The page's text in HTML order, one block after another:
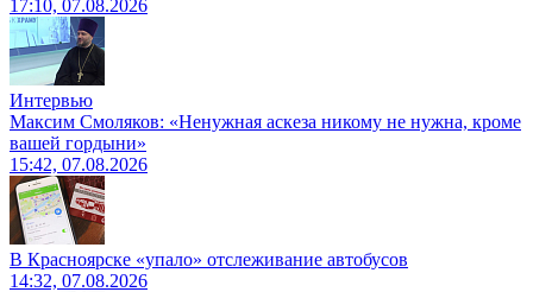
17:10, 07.08.2026
Интервью
Максим Смоляков: «Ненужная аскеза никому не нужна, кроме
вашей гордыни»
15:42, 07.08.2026
В Красноярске «упало» отслеживание автобусов
14:32, 07.08.2026